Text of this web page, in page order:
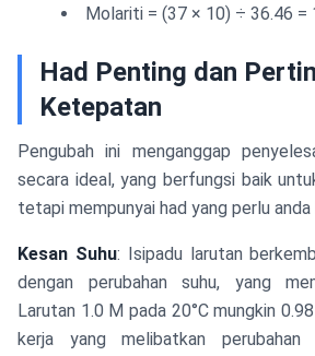
Molariti = (37 × 10) ÷ 36.46 =
Had Penting dan
Ketepatan
Pengubah ini menganggap
secara ideal, yang berfungsi baik
tetapi mempunyai had yang perlu anda
Kesan Suhu: Isipadu larutan
dengan perubahan suhu, yang
Larutan 1.0 M pada 20°C mungkin
kerja yang melibatkan